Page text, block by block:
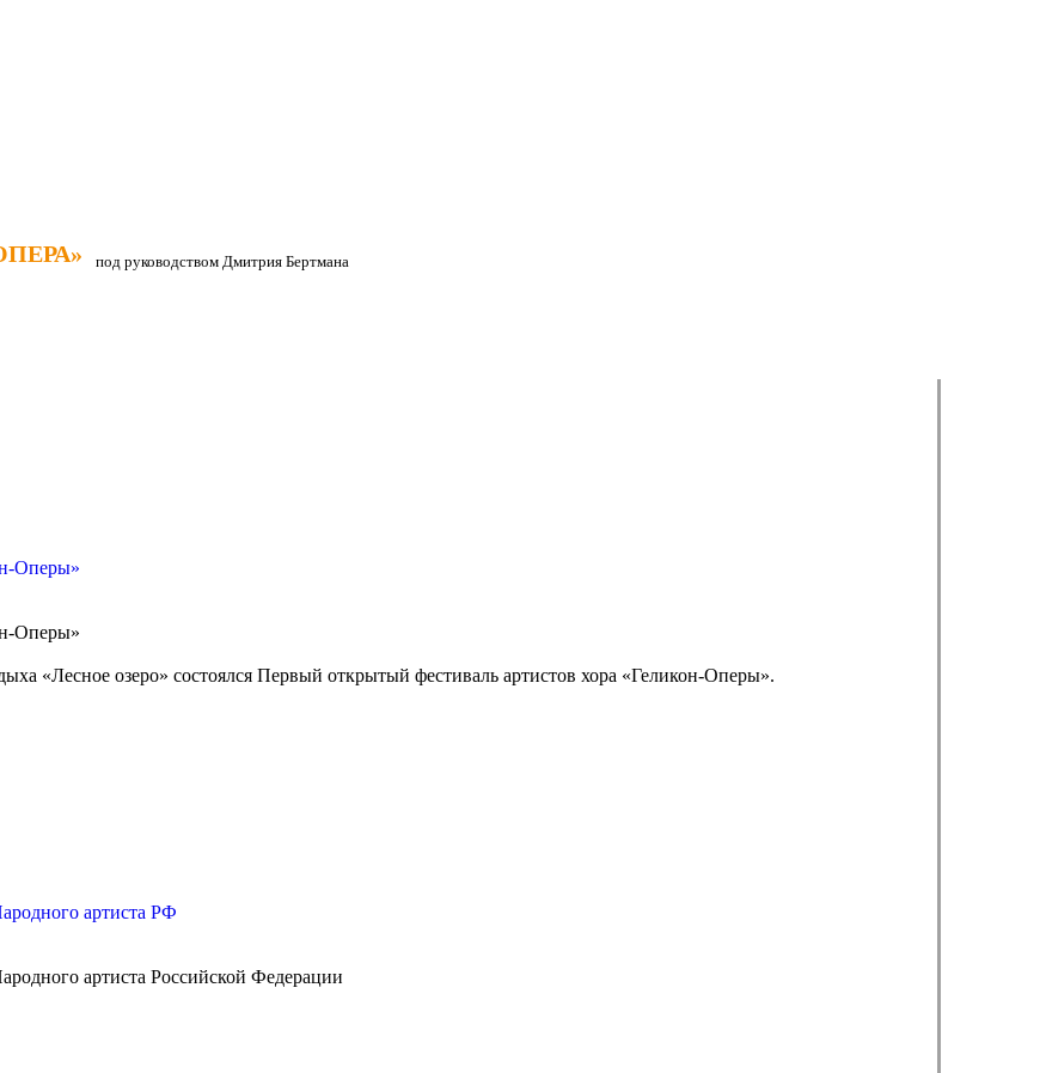
под руководством Дмитрия Бертмана
Оперы»
Оперы»
«Лесное озеро» состоялся Первый открытый фестиваль артистов хора «Геликон-Оперы».
артиста РФ
артиста Российской Федерации